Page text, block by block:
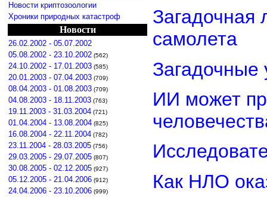
Новости криптозоологии
Хроники природных катастроф
Новости
26.02.2002 - 05.07.2002
05.08.2002 - 23.10.2002 (562)
24.10.2002 - 17.01.2003 (585)
20.01.2003 - 07.04.2003 (709)
08.04.2003 - 01.08.2003 (709)
04.08.2003 - 18.11.2003 (763)
19.11.2003 - 31.03.2004 (721)
01.04.2004 - 13.08.2004 (825)
16.08.2004 - 22.11.2004 (782)
23.11.2004 - 28.03.2005 (756)
29.03.2005 - 29.07.2005 (807)
30.08.2005 - 02.12.2005 (927)
05.12.2005 - 21.04.2006 (912)
24.04.2006 - 23.10.2006 (999)
Загадочная
самолета
Загадочные
ИИ может
Как НЛО